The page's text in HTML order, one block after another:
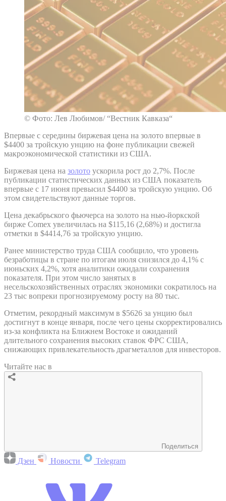
© Фото: Лев Любимов/ “Вестник Кавказа“
Впервые с середины биржевая цена на золото впервые в
$4400 за тройскую унцию на фоне публикации свежей
макроэкономической статистики из США.
Биржевая цена на золото ускорила рост до 2,7%. После
публикации статистических данных из США показатель
впервые с 17 июня превысил $4400 за тройскую унцию. Об
этом свидетельствуют данные торгов.
Цена декабрьского фьючерса на золото на нью-йоркской
бирже Comex увеличилась на $115,16 (2,68%) и достигла
отметки в $4414,76 за тройскую унцию.
Ранее министерство труда США сообщило, что уровень
безработицы в стране по итогам июля снизился до 4,1% с
июньских 4,2%, хотя аналитики ожидали сохранения
показателя. При этом число занятых в
несельскохозяйственных отраслях экономики сократилось на
23 тыс вопреки прогнозируемому росту на 80 тыс.
Отметим, рекордный максимум в $5626 за унцию был
достигнут в конце января, после чего цены скорректировались
из-за конфликта на Ближнем Востоке и ожиданий
длительного сохранения высоких ставок ФРС США,
снижающих привлекательность драгметаллов для инвесторов.
Читайте нас в
Поделиться
Дзен Новости Telegram